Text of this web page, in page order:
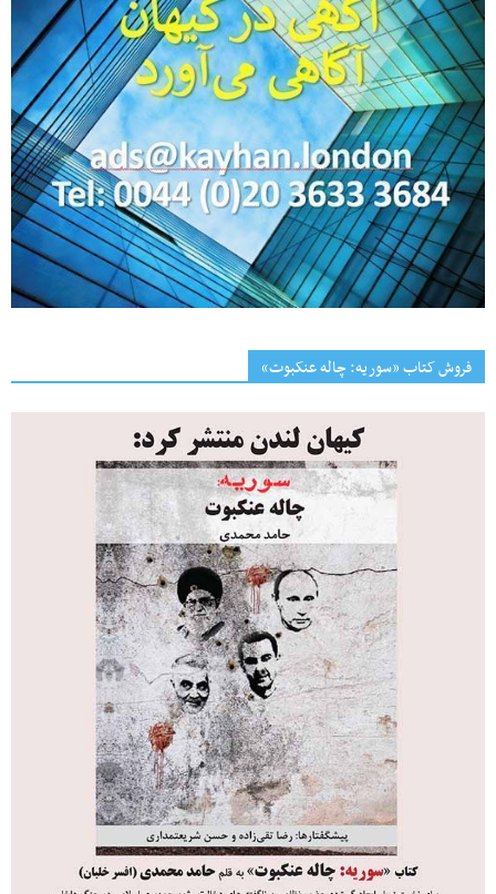
فروش کتاب «سوریه: چاله عنکبوت»